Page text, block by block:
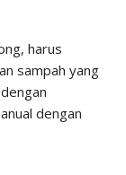
harus
sampah yang
dengan